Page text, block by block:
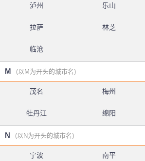
泸州 乐山
拉萨 林芝
临沧
M (以M为开头的城市名)
茂名 梅州
牡丹江 绵阳
N (以N为开头的城市名)
宁波 南平